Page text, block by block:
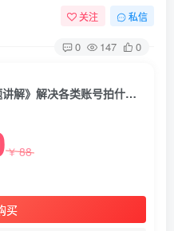
关注 私信
0 147 0
短视频《常见10类账号内容选题讲解》解决各类账号拍什么的问题
￥88
买